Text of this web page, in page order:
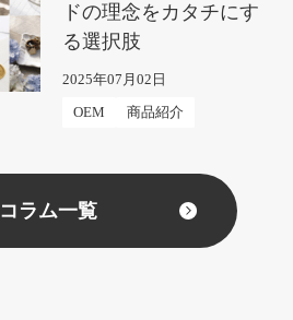
ドの理念をカタチにす
る選択肢
2025年07月02日
OEM 商品紹介
コラム一覧